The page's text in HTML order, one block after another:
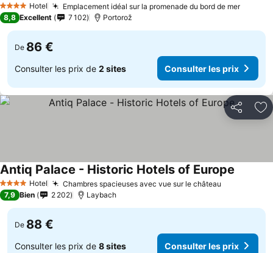
4 Étoiles Hotel Emplacement idéal sur la promenade du bord de mer
8,8 Excellent 7 102 Portorož
De 86 €
Consulter les prix de 2 sites Consulter les prix
Partager
4 Étoiles Hotel Chambres spacieuses avec vue sur le château
Antiq Palace - Historic Hotels of Europe
7,9 Bien 2 202 Laybach
De 88 €
Consulter les prix de 8 sites Consulter les prix